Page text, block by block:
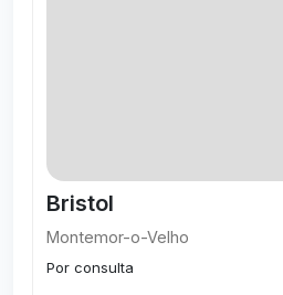
Bristol
Montemor-o-Velho
Por consulta